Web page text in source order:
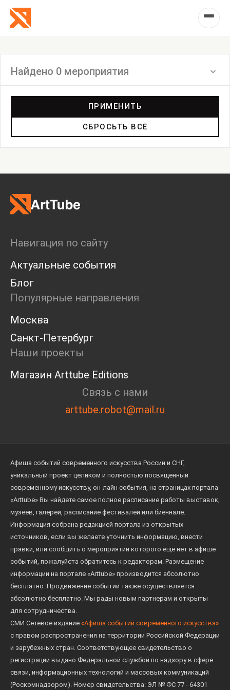
Найдено 0 мероприятия
Дискуссия
Пост-релиз
Пресс-конференция
Ярмарка
Open call
Экскурсия
Дискуссия
Cosmoscow 2024
Blazar 2024
Встречи
Круглый стол
ПРИМЕНИТЬ
СБРОСЬТЬ ВСЁ
Навигация по сайту
Актуальные события
Блог
Популярные направления
Москва
Санкт-Петербург
Наши проекты
Магазин Arttube Editions
Связь с нами
arttube.robot@mail.ru
Афиша событий современного искусства России и СНГ,
уникальный проект целиком и полностью посвященный
современному искусству, он-лайн события, на страницах портала
«Arttube» Вы найдете самое полное расписание работы выставок,
музеев, галерей, расписание фестивалей или биеннале.
Информация собрана редакцией портала из открытых
источников, если вы желаете уточнить информацию, внести
правки, или сообщить о мероприятии которого еще нет в афише
событий, пожалуйста обратитесь к редакторам. Размещение
информации на портале «Arttube» производится абсолютно
бесплатно. Продвижение событий также осуществляется
абсолютно бесплатно. Мы рады новым партнерам и открыты
для сотрудничества.
СМИ Сетевое издание «Афиша событий современного искусства»
с правом распространения на территории Российской Федерации
и зарубежных стран. Соответствующее свидетельство о
регистрации выдано Федеральной службой по надзору в сфере
связи, информационных технологий и массовых коммуникаций
(Роскомнадзором). Номер свидетельства: ЭЛ № ФС 77 - 64301